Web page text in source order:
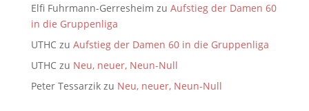
Elfi Fuhrmann-Gerresheim zu Aufstieg der Damen 60
in die Gruppenliga
UTHCzu Aufstieg der Damen 60 in die Gruppenliga
UTHCzu Neu, neuer, Neun-Null
Peter Tessarzikzu Neu, neuer, Neun-Null